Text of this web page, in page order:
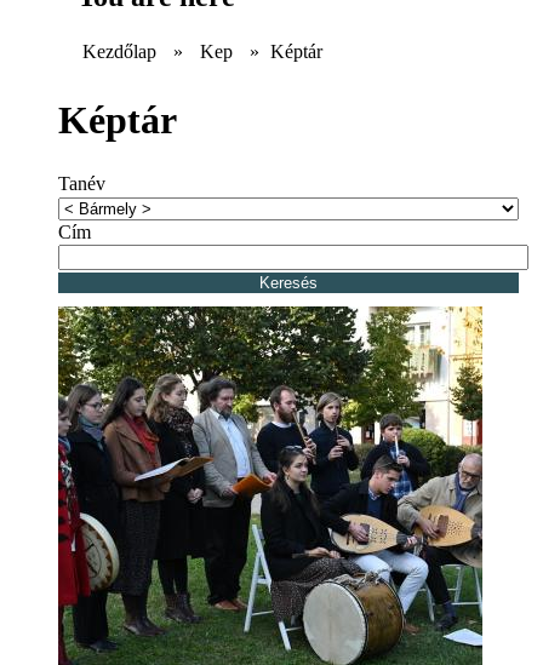
Kezdőlap » Kep » Képtár
Képtár
Tanév
Cím